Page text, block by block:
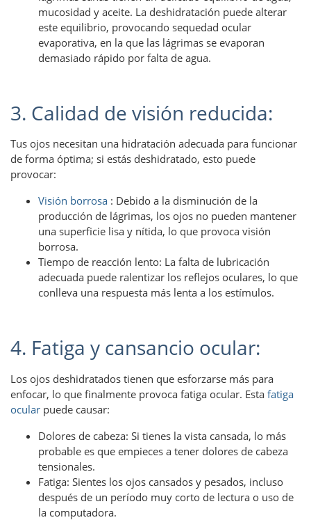
mucosidad y aceite. La deshidratación puede alterar
este equilibrio, provocando sequedad ocular
evaporativa, en la que las lágrimas se evaporan
demasiado rápido por falta de agua.
3. Calidad de visión reducida:
Tus ojos necesitan una hidratación adecuada para funcionar
de forma óptima; si estás deshidratado, esto puede
provocar:
Visión borrosa : Debido a la disminución de la
producción de lágrimas, los ojos no pueden mantener
una superficie lisa y nítida, lo que provoca visión
borrosa.
Tiempo de reacción lento: La falta de lubricación
adecuada puede ralentizar los reflejos oculares, lo que
conlleva una respuesta más lenta a los estímulos.
4. Fatiga y cansancio ocular:
Los ojos deshidratados tienen que esforzarse más para
enfocar, lo que finalmente provoca fatiga ocular. Esta fatiga
ocular puede causar:
Dolores de cabeza: Si tienes la vista cansada, lo más
probable es que empieces a tener dolores de cabeza
tensionales.
Fatiga: Sientes los ojos cansados ​​y pesados, incluso
después de un período muy corto de lectura o uso de
la computadora.